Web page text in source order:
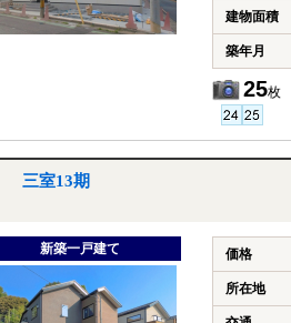
建物面積
築年月
25枚
三室13期
新築一戸建て 価格
所在地